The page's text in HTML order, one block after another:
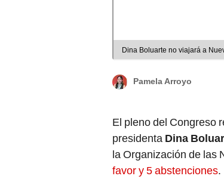
Dina Boluarte no viajará a
Pamela Arroyo
El pleno del Congreso
presidenta Dina
la Organización de las
favor y 5 abstenciones.